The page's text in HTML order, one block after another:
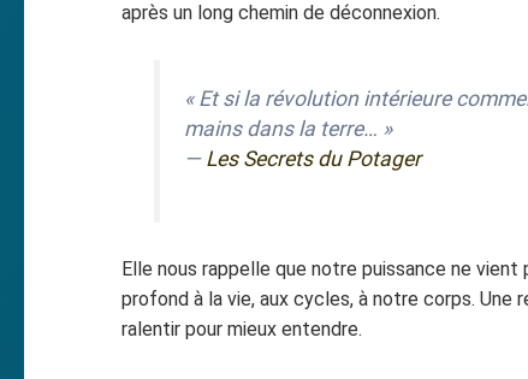
après un long chemin de déconnexion.
« Et si la révolution intérieure
mains dans la terre… »
— Les Secrets du Potager
Elle nous rappelle que notre puissance ne
profond à la vie, aux cycles, à notre corps. Une
ralentir pour mieux entendre.